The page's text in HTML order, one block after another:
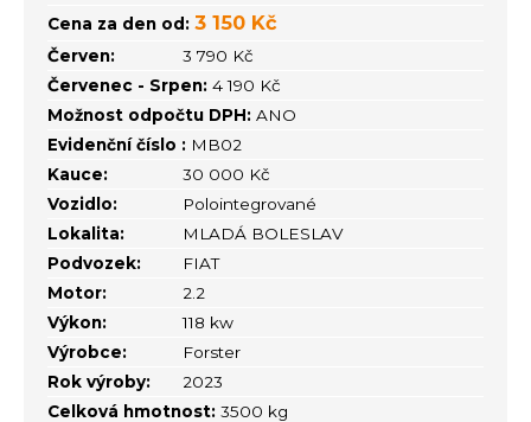
Cena za den od: 3 150 Kč
Červen:
3 790 Kč
Červenec - Srpen: 4 190 Kč
Možnost odpočtu DPH: ANO
Evidenční číslo : MB02
Kauce:
30 000 Kč
Vozidlo:
Polointegrované
Lokalita:
MLADÁ BOLESLAV
Podvozek:
FIAT
Motor:
2.2
Výkon:
118 kw
Výrobce:
Forster
Rok výroby:
2023
Celková hmotnost: 3500 kg